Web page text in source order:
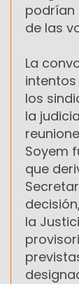
podrían
de las
La
los
la
Soyem
que
la